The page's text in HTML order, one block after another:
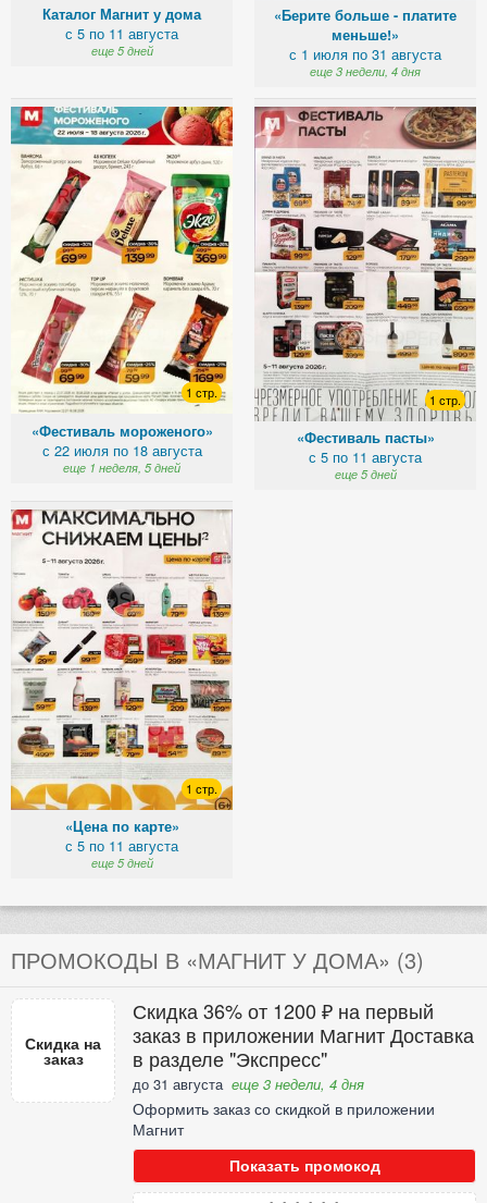
Каталог Магнит у дома
с 5 по 11 августа
еще 5 дней
«Берите больше - платите
меньше!»
с 1 июля по 31 августа
еще 3 недели, 4 дня
1 стр.
«Фестиваль мороженого»
с 22 июля по 18 августа
еще 1 неделя, 5 дней
1 стр.
«Фестиваль пасты»
с 5 по 11 августа
еще 5 дней
1 стр.
«Цена по карте»
с 5 по 11 августа
еще 5 дней
ПРОМОКОДЫ В «МАГНИТ У ДОМА» (3)
Скидка на
заказ
Скидка 36% от 1200 ₽ на первый
заказ в приложении Магнит Доставка
в разделе "Экспресс"
до 31 августа еще 3 недели, 4 дня
Оформить заказ со скидкой в приложении
Магнит
Показать промокод